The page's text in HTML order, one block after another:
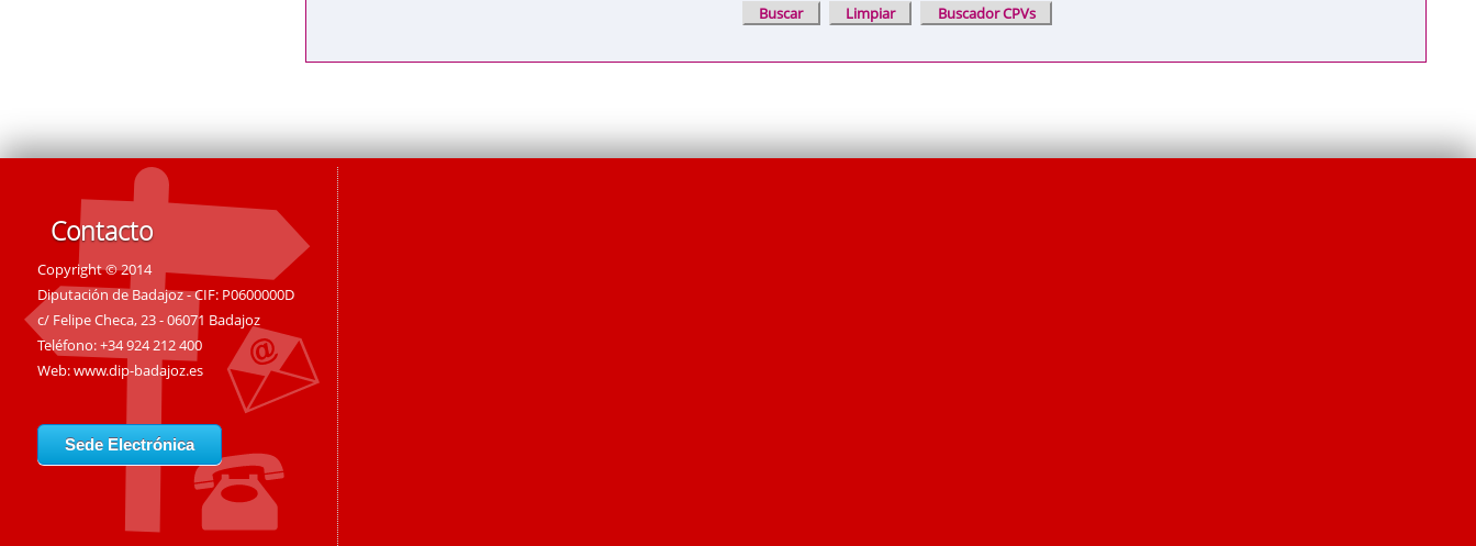
Contacto
Copyright © 2014
Diputación de Badajoz - CIF: P0600000D
c/ Felipe Checa, 23 - 06071 Badajoz
Teléfono: +34 924 212 400
Web:www.dip-badajoz.es
Sede Electrónica